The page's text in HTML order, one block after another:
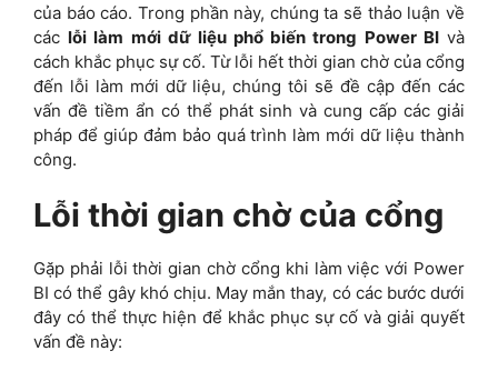
của báo cáo. Trong phần này, chúng ta sẽ thảo luận về
cáclỗi làm mới dữ liệu phổ biến trong Power BIvà
cách khắc phục sự cố. Từ lỗi hết thời gian chờ của cổng
đến lỗi làm mới dữ liệu, chúng tôi sẽ đề cập đến các
vấn đề tiềm ẩn có thể phát sinh và cung cấp các giải
pháp để giúp đảm bảo quá trình làm mới dữ liệu thành
công.
Lỗi thời gian chờ của cổng
Gặp phải lỗi thời gian chờ cổng khi làm việc với Power
BI có thể gây khó chịu. May mắn thay, có các bước dưới
đây có thể thực hiện để khắc phục sự cố và giải quyết
vấn đề này: